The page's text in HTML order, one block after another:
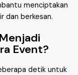
menciptakan
dan berkesan.
Event?
detik untuk